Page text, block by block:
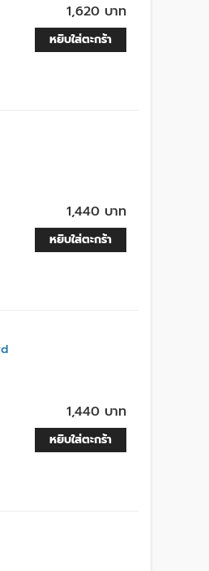
1,620 บาท
หยิบใส่ตะกร้า
1,440 บาท
หยิบใส่ตะกร้า
1,440 บาท
หยิบใส่ตะกร้า